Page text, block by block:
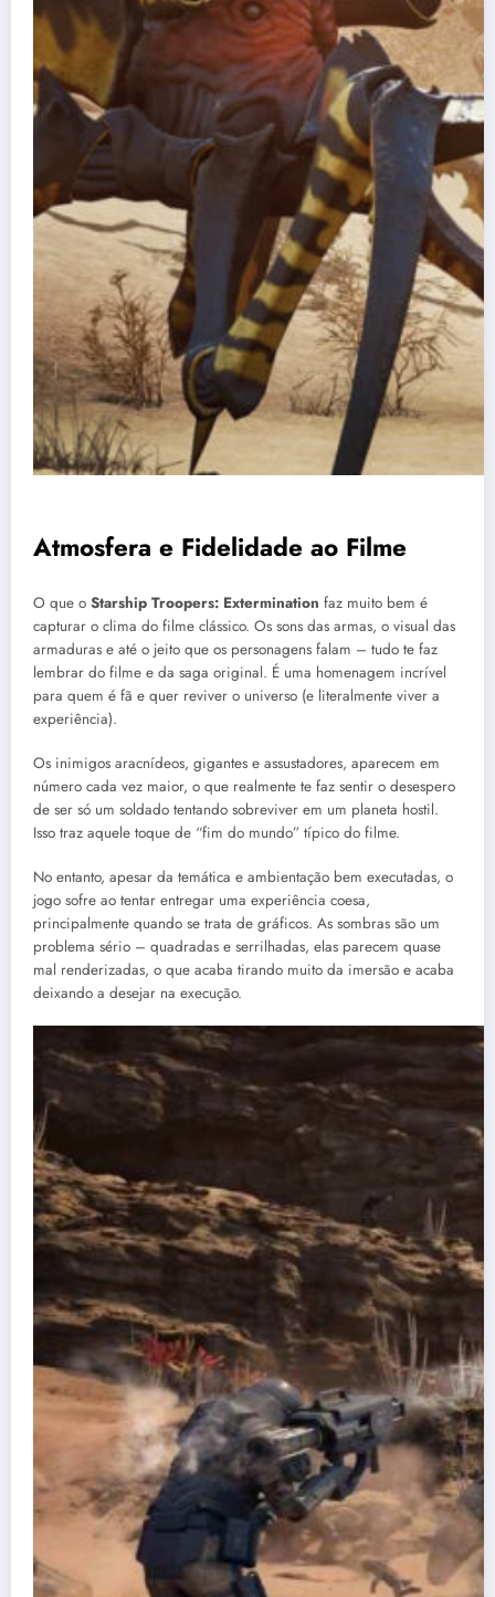
Atmosfera e Fidelidade ao Filme
O que o Starship Troopers: Extermination faz muito bem é
capturar o clima do filme clássico. Os sons das armas, o visual das
armaduras e até o jeito que os personagens falam – tudo te faz
lembrar do filme e da saga original. É uma homenagem incrível
para quem é fã e quer reviver o universo (e literalmente viver a
experiência).
Os inimigos aracnídeos, gigantes e assustadores, aparecem em
número cada vez maior, o que realmente te faz sentir o desespero
de ser só um soldado tentando sobreviver em um planeta hostil.
Isso traz aquele toque de “fim do mundo” típico do filme.
No entanto, apesar da temática e ambientação bem executadas, o
jogo sofre ao tentar entregar uma experiência coesa,
principalmente quando se trata de gráficos. As sombras são um
problema sério – quadradas e serrilhadas, elas parecem quase
mal renderizadas, o que acaba tirando muito da imersão e acaba
deixando a desejar na execução.